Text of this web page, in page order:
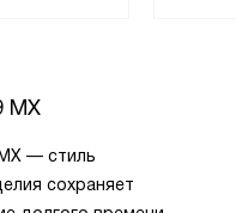
MX
— стиль
сохраняет